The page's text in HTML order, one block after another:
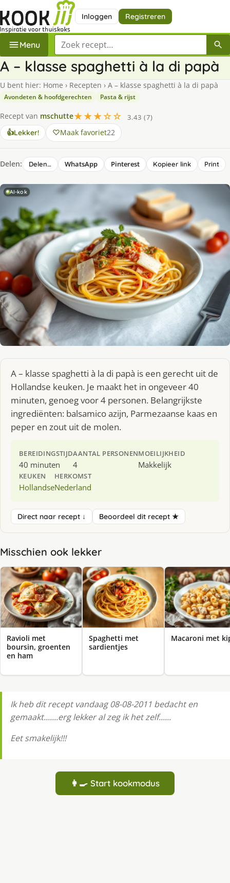
Inloggen Registreren
Menu Zoek een recept
A – klasse spaghetti à la di papà
U bent hier: Home › Recepten › A – klasse spaghetti à la di papà
Avondeten & hoofdgerechten Pasta & rijst
Recept van mschutte★★★☆☆
3.43 (7)
👍Lekker! Maak favoriet22
Delen: Delen… WhatsApp Pinterest Kopieer link Print
AI-kok
A – klasse spaghetti à la di papà is een gerecht uit de
Hollandse keuken. Je maakt het in ongeveer 40
minuten, genoeg voor 4 personen. Belangrijkste
ingrediënten: balsamico azijn, Parmezaanse kaas en
peper en zout uit de molen.
BEREIDINGSTIJD
40 minuten
AANTAL PERSONEN
4
MOEILIJKHEID
Makkelijk
KEUKEN
Hollandse
HERKOMST
Nederland
Direct naar recept ↓ Beoordeel dit recept ★
Misschien ook lekker
Ravioli met
boursin, groenten
en ham
Spaghetti met
sardientjes
Macaroni met
Ik heb dit recept vandaag 08-08-2011 bedacht en
gemaakt.......erg lekker al zeg ik het zelf......
Eet smakelijk!!!
👩‍🍳 Start kookmodus